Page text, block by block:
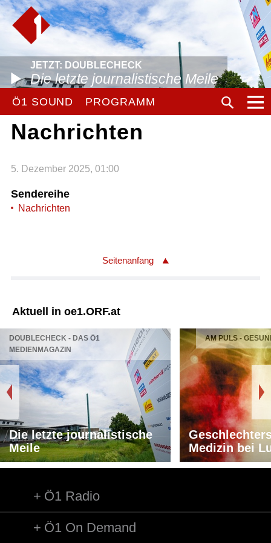
JETZT: DOUBLECHECK
Die letzte journalistische Meile
Ö1 SOUND PROGRAMM
Nachrichten
5. Dezember 2025, 01:00
Sendereihe
Nachrichten
Seitenanfang
Aktuell in oe1.ORF.at
DOUBLECHECK - DAS Ö1
MEDIENMAGAZIN
Die letzte journalistische
Meile
AM PULS -
Medizin bei
Ö1 Radio
Ö1 On Demand